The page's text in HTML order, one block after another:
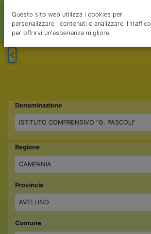
Questo sito web utilizza i cookies per
personalizzare i contenuti e analizzare il traffico
per offrirvi un'esperienza migliore.
Denominazione
ISTITUTO COMPRENSIVO “G. PASCOLI”
Regione
CAMPANIA
Provincia
AVELLINO
Comune